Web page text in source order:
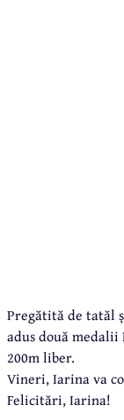
Pregătită de tatăl
adus două
200m liber.
Vineri, Iarina va
Felicitări, Iarina!